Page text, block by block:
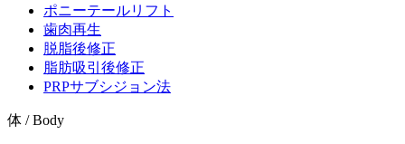
ポニーテールリフト
歯肉再生
脱脂後修正
脂肪吸引後修正
PRPサブシジョン法
体 / Body